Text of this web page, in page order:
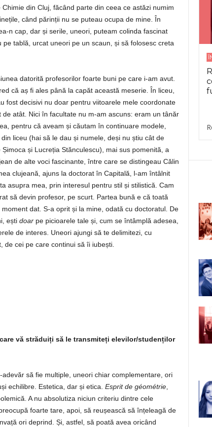
din Cluj, făcând parte din ceea ce astăzi numim
când părinții nu se puteau ocupa de mine. În
n cap, dar și serile, uneori, puteam colinda fascinat
tablă, urcat uneori pe un scaun, și să folosesc creta
datorită profesorilor foarte buni pe care i-am avut.
că aș fi ales până la capăt această meserie. În liceu,
fost decisivi nu doar pentru viitoarele mele coordonate
atât. Nici în facultate nu m-am ascuns: eram un tânăr
pentru că aveam și căutam în continuare modele,
liceu (hai să le dau și numele, deși nu știu cât de
și Lucreția Stănculescu), mai sus pomenită, a
de alte voci fascinante, între care se distingeau Călin
clujeană, ajuns la doctorat în Capitală, l-am întâlnit
asupra mea, prin interesul pentru stil și stilistică. Cam
să devin profesor, pe scurt. Partea bună e că toată
dat. S-a oprit și la mine, odată cu doctoratul. De
ești doarpe picioarele tale și, cum se întâmplă adesea,
de interes. Uneori ajungi să te delimitezi, cu
cei pe care continui să îi iubești.
vă străduiți să le transmiteți elevilor/studenților
să fie multiple, uneori chiar complementare, ori
echilibre. Estetica, dar și etica. Esprit de géométrie,
A nu absolutiza niciun criteriu dintre cele
foarte tare, apoi, să reușească să înțeleagă de
ori deprind. Și, astfel, să poată avea oricând